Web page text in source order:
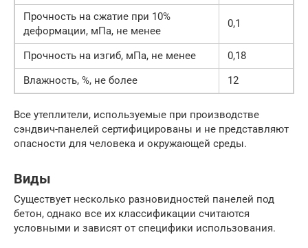
Прочность на сжатие при 10%
деформации, мПа, не менее
0,1
Прочность на изгиб, мПа, не менее
0,18
Влажность, %, не более
12
Все утеплители, используемые при производстве
сэндвич-панелей сертифицированы и не представляют
опасности для человека и окружающей среды.
Виды
Существует несколько разновидностей панелей под
бетон, однако все их классификации считаются
условными и зависят от специфики использования.